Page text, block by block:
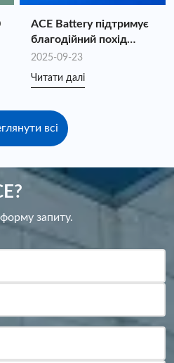
ACE Battery підтримує
благодійний похід
«Молодіжна допомога
національних ігор»
2025-09-23
Читати далі
всі
форму запиту.